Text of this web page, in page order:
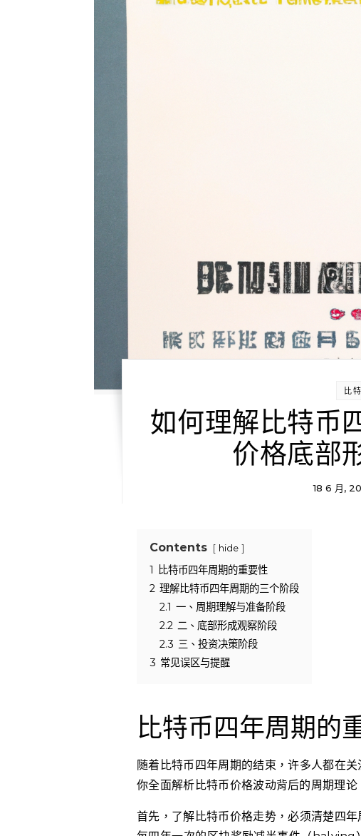
比
如何理解比特币
价格底部
18 6 月,
Contents hide
1 比特币四年周期的重要性
2 理解比特币四年周期的三个阶段
2.1 一、周期理解与准备阶段
2.2 二、底部形成观察阶段
2.3 三、投资决策阶段
3 常见误区与提醒
比特币四年周期的
随着比特币四年周期的结束，许多人都在
你全面解析比特币价格波动背后的周期理
首先，了解比特币价格走势，必须清楚四